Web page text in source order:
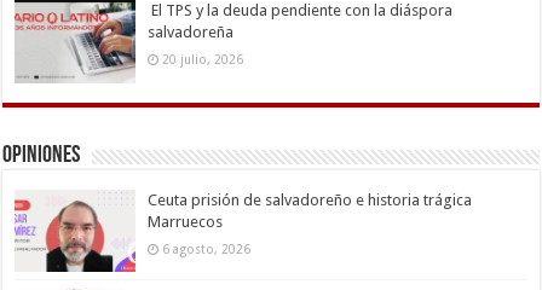
El TPS y la deuda pendiente con la diáspora
salvadoreña
20 julio, 2026
Opiniones
Ceuta prisión de salvadoreño e historia trágica
Marruecos
6 agosto, 2026